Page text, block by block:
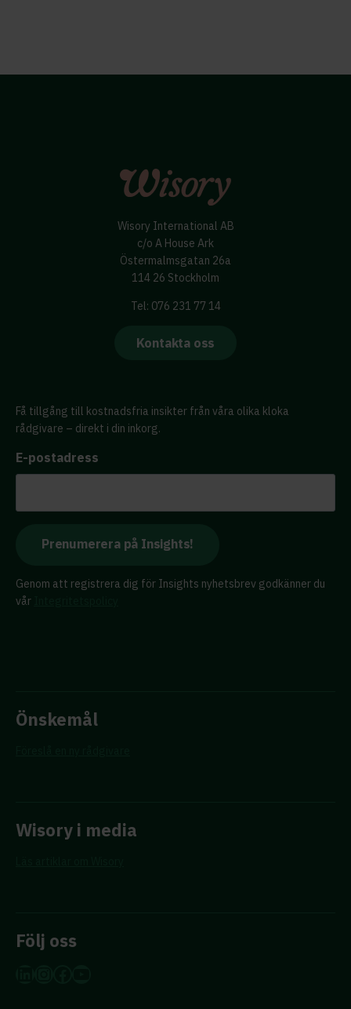
Wisory International AB
c/o A House Ark
Östermalmsgatan 26a
114 26 Stockholm
Tel: 076 231 77 14
Kontakta oss
Få tillgång till kostnadsfria insikter från våra olika kloka
rådgivare – direkt i din inkorg.
E-postadress
Genom att registrera dig för Insights nyhetsbrev godkänner du
vår
Önskemål
Wisory i media
Följ oss